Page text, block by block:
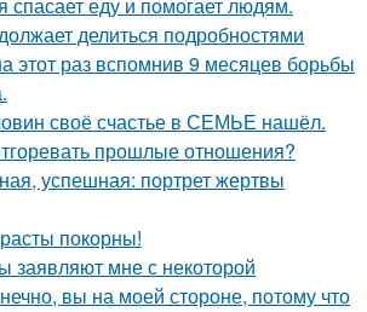
спасает еду и помогает людям.
делиться подробностями
этот раз вспомнив 9 месяцев борьбы
своё счастье в СЕМЬЕ нашёл.
прошлые отношения?
успешная: портрет жертвы
покорны!
заявляют мне с некоторой
вы на моей стороне, потому что